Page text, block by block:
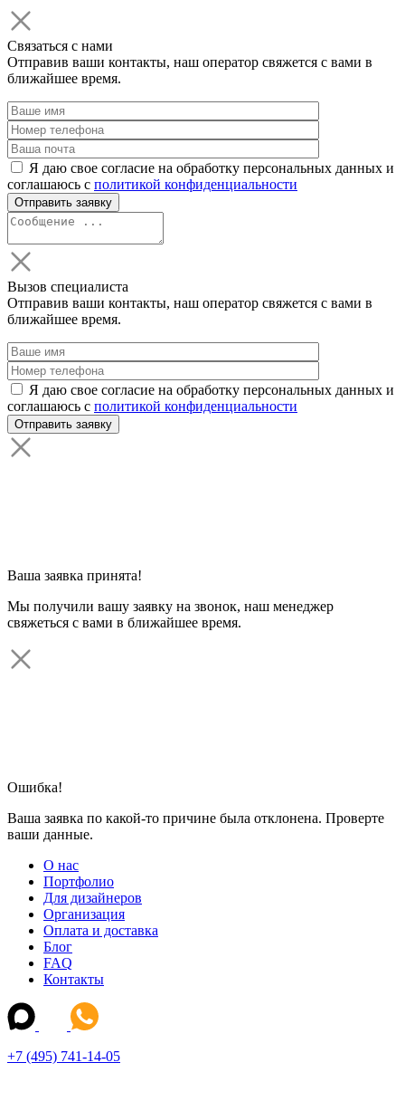
Связаться с нами
Отправив ваши контакты, наш оператор свяжется с вами в
ближайшее время.
Я даю свое согласие на обработку персональных данных и
соглашаюсь с политикой конфиденциальности
Вызов специалиста
Отправив ваши контакты, наш оператор свяжется с вами в
ближайшее время.
Я даю свое согласие на обработку персональных данных и
соглашаюсь с политикой конфиденциальности
Ваша заявка принята!
Мы получили вашу заявку на звонок, наш менеджер
свяжеться с вами в ближайшее время.
Ошибка!
Ваша заявка по какой-то причине была отклонена. Проверте
ваши данные.
О нас
Портфолио
Для дизайнеров
Организация
Оплата и доставка
Блог
FAQ
Контакты
+7 (495) 741-14-05